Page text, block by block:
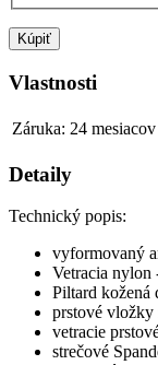
Kúpiť
Vlastnosti
Záruka: 24 mesiacov
Detaily
Technický popis:
vyformovaný
Vetracia nylon
Piltard kožená
prstové
vetracie
strečové